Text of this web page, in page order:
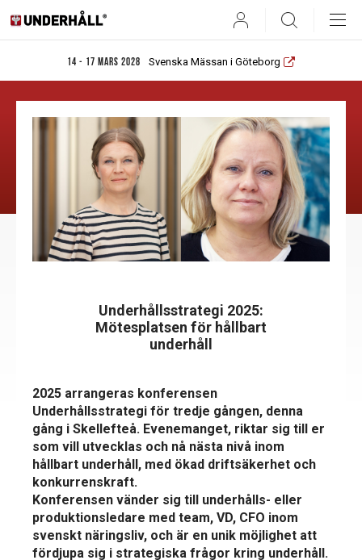
14 - 17 mars 2028 Svenska Mässan i Göteborg
User Search
Underhållsstrategi 2025:
Mötesplatsen för hållbart
underhåll
2025 arrangeras konferensen
Underhållsstrategi för tredje gången, denna
gång i Skellefteå. Evenemanget, riktar sig till er
som vill utvecklas och nå nästa nivå inom
hållbart underhåll, med ökad driftsäkerhet och
konkurrenskraft.
Konferensen vänder sig till underhålls- eller
produktionsledare med team, VD, CFO inom
svenskt näringsliv, och är en unik möjlighet att
fördjupa sig i strategiska frågor kring underhåll.